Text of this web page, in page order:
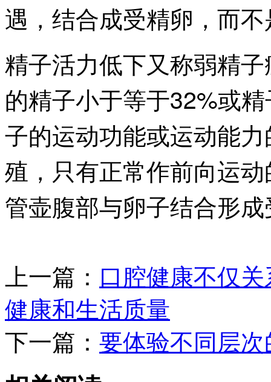
遇，结合成受精卵，而
精子活力低下又称弱精
的精子小于等于32%或
子的运动功能或运动能
殖，只有正常作前向运
管壶腹部与卵子结合形
上一篇： 口腔健康不仅
健康和生活质量
下一篇： 要体验不同层